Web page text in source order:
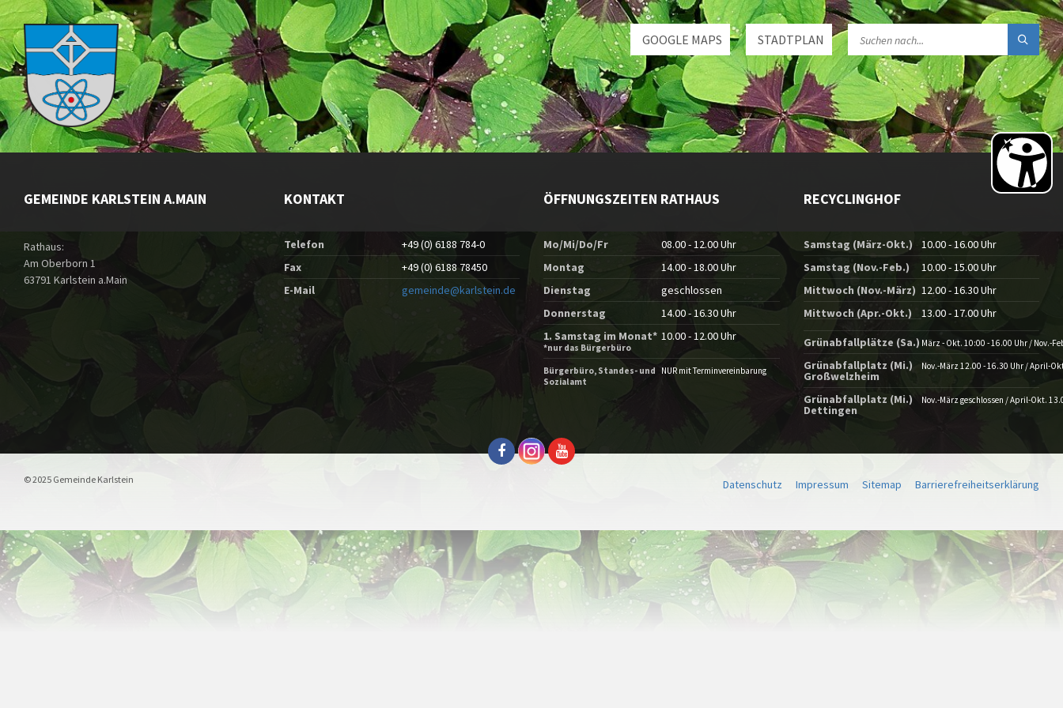
STADTPLAN
GOOGLE MAPS
GEMEINDE KARLSTEIN A.MAIN
Rathaus:
Am Oberborn 1
63791 Karlstein a.Main
KONTAKT
Telefon
+49 (0) 6188 784-0
Fax
+49 (0) 6188 78450
E-Mail
gemeinde@karlstein.de
ÖFFNUNGSZEITEN RATHAUS
Mo/Mi/Do/Fr
08.00 - 12.00 Uhr
Montag
14.00 - 18.00 Uhr
Dienstag
geschlossen
Donnerstag
14.00 - 16.30 Uhr
1. Samstag im Monat*
*nur das Bürgerbüro
10.00 - 12.00 Uhr
Bürgerbüro, Standes- und
Sozialamt
NUR mit Terminvereinbarung
RECYCLINGHOF
Samstag (März-Okt.)
10.00 - 16.00 Uhr
Samstag (Nov.-Feb.)
10.00 - 15.00 Uhr
Mittwoch (Nov.-März) 12.00 - 16.30 Uhr
Mittwoch (Apr.-Okt.)
13.00 - 17.00 Uhr
Grünabfallplätze (Sa.) März - Okt. 10:00 - 16.00 Uhr / Nov.-
Grünabfallplatz (Mi.)
Großwelzheim
Nov.-März 12.00 - 16.30 Uhr / April-
Grünabfallplatz (Mi.)
Dettingen
Nov.-März geschlossen / April-Okt.
Datenschutz Impressum Sitemap Barrierefreiheitserklärung
© 2025 Gemeinde Karlstein